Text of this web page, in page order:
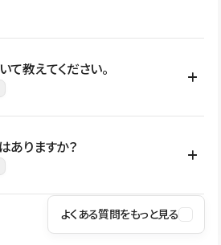
トを活用して更新範囲を設計しておく
くい状態で運用できます。 さらにコン
与えずに更新作業を進めやすくなりま
て教えてください。
サービスを安全に利用できるよう、通信
クセス管理、脆弱性対策など、複数の観
化に対応しており、悪質なスクリプトの
ありますか？
、ヘルプセンターでご確認いただけま
よくある質問をもっと見る